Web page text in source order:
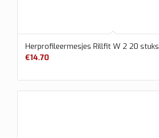
Herprofileermesjes Rillfit W 2 20 stuks
€14.70